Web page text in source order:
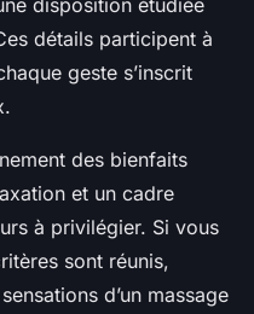
détails participent à
geste s’inscrit
des bienfaits
et un cadre
à privilégier. Si vous
sont réunis,
d’un massage